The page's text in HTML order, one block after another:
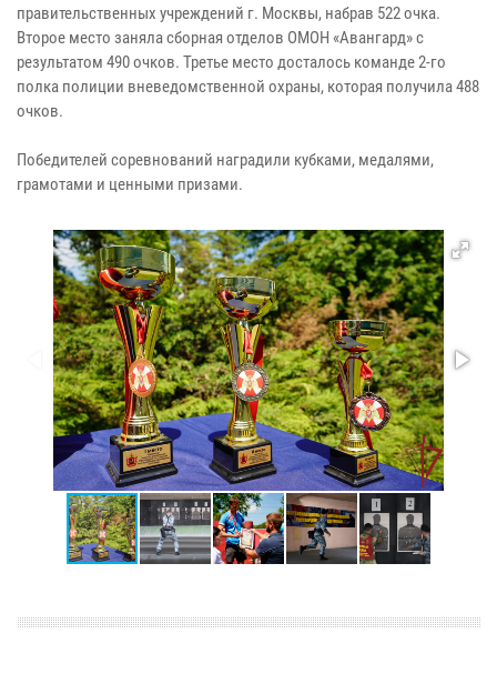
правительственных учреждений г. Москвы, набрав 522 очка.
Второе место заняла сборная отделов ОМОН «Авангард» с
результатом 490 очков. Третье место досталось команде 2-го
полка полиции вневедомственной охраны, которая получила 488
очков.
Победителей соревнований наградили кубками, медалями,
грамотами и ценными призами.